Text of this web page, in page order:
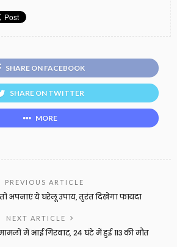
SHARE ON FACEBOOK
SHARE ON TWITTER
MORE
PREVIOUS ARTICLE
अपनाएं ये घरेलू उपाय, तुरंत दिखेगा फायदा
NEXT ARTICLE
में आई गिरवाट, 24 घंटे में हुई 113 की मौत